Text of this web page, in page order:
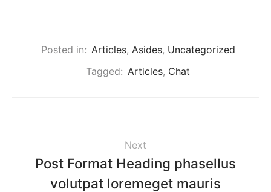
Posted in: Articles, Asides, Uncategorized
Tagged: Articles, Chat
Next
Post Format Heading phasellus
volutpat loremeget mauris